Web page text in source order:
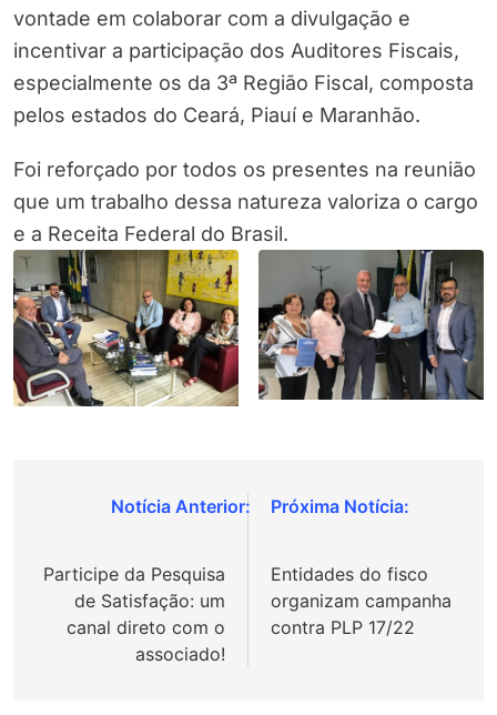
vontade em colaborar com a divulgação e
incentivar a participação dos Auditores Fiscais,
especialmente os da 3ª Região Fiscal, composta
pelos estados do Ceará, Piauí e Maranhão.
Foi reforçado por todos os presentes na reunião
que um trabalho dessa natureza valoriza o cargo
e a Receita Federal do Brasil.
Navegação
Post
Participe da Pesquisa
de Satisfação: um
canal direto com o
associado!
Entidades do fisco
organizam campanha
contra PLP 17/22